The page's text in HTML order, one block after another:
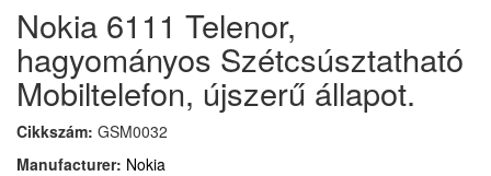
Nokia 6111 Telenor,
hagyományos Szétcsúsztatható
Mobiltelefon, újszerű állapot.
Cikkszám: GSM0032
Manufacturer: Nokia